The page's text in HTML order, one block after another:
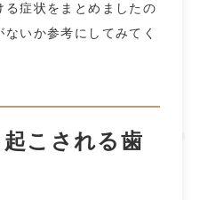
る症状をまとめましたの
いか参考にしてみてく
こされる歯